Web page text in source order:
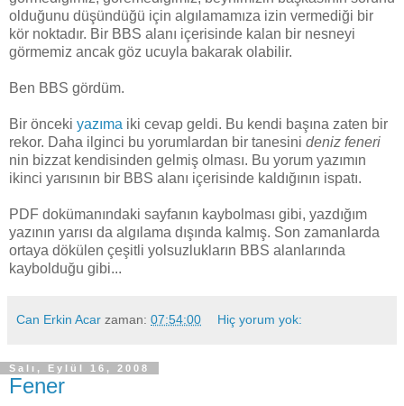
olduğunu düşündüğü için algılamamıza izin vermediği bir
kör noktadır. Bir BBS alanı içerisinde kalan bir nesneyi
görmemiz ancak göz ucuyla bakarak olabilir.
Ben BBS gördüm.
Bir önceki yazıma iki cevap geldi. Bu kendi başına zaten bir
rekor. Daha ilginci bu yorumlardan bir tanesini deniz feneri
nin bizzat kendisinden gelmiş olması. Bu yorum yazımın
ikinci yarısının bir BBS alanı içerisinde kaldığının ispatı.
PDF dokümanındaki sayfanın kaybolması gibi, yazdığım
yazının yarısı da algılama dışında kalmış. Son zamanlarda
ortaya dökülen çeşitli yolsuzlukların BBS alanlarında
kaybolduğu gibi...
Can Erkin Acar zaman: 07:54:00 Hiç yorum yok:
Salı, Eylül 16, 2008
Fener